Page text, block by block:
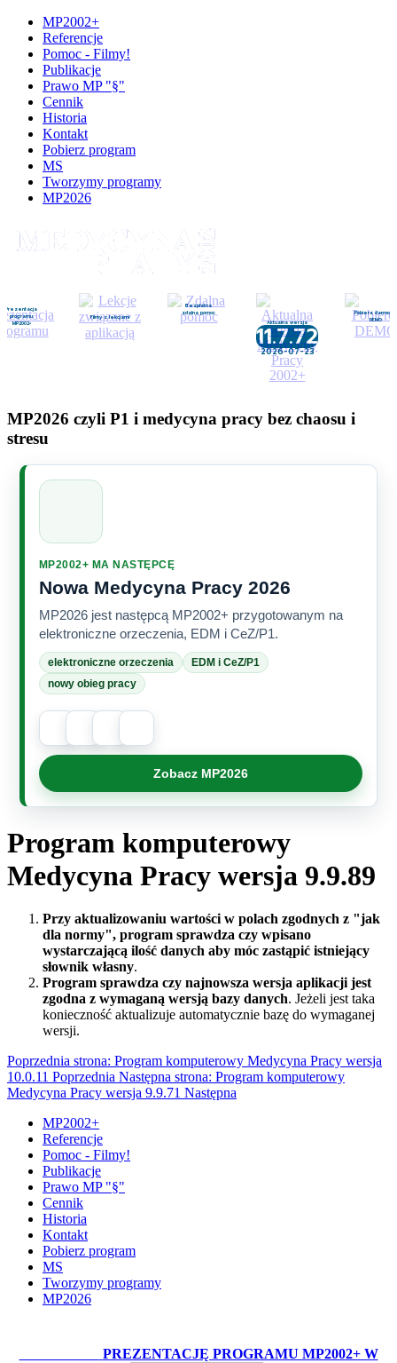
MP2002+
Referencje
Pomoc - Filmy!
Publikacje
Prawo MP "§"
Cennik
Historia
Kontakt
Pobierz program
MS
Tworzymy programy
MP2026
MP2026 czyli P1 i medycyna pracy bez chaosu i
stresu
MP2002+ MA NASTĘPCĘ
Nowa Medycyna Pracy 2026
MP2026 jest następcą MP2002+ przygotowanym na
elektroniczne orzeczenia, EDM i CeZ/P1.
elektroniczne orzeczenia
EDM i CeZ/P1
nowy obieg pracy
Zobacz MP2026
Program komputerowy
Medycyna Pracy wersja 9.9.89
Przy aktualizowaniu wartości w polach zgodnych z "jak
dla normy", program sprawdza czy wpisano
wystarczającą ilość danych aby móc zastąpić istniejący
słownik własny.
Program sprawdza czy najnowsza wersja aplikacji jest
zgodna z wymaganą wersją bazy danych. Jeżeli jest taka
konieczność aktualizuje automatycznie bazę do wymaganej
wersji.
Poprzednia strona: Program komputerowy Medycyna Pracy wersja
10.0.11 Poprzednia Następna strona: Program komputerowy
Medycyna Pracy wersja 9.9.71 Następna
MP2002+
Referencje
Pomoc - Filmy!
Publikacje
Prawo MP "§"
Cennik
Historia
Kontakt
Pobierz program
MS
Tworzymy programy
MP2026
PREZENTACJĘ PROGRAMU MP2002+ W